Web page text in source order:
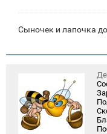
Сыночек и лапочка